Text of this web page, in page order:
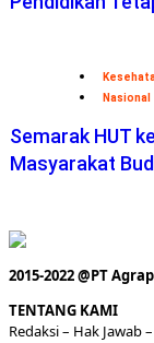
Nasional
Semarak HUT
Masyarakat
2015-2022 @PT
TENTANG KAMI
Redaksi– Hak Jawab –